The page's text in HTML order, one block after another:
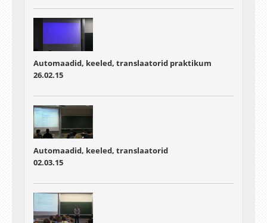
Automaadid, keeled, translaatorid praktikum
26.02.15
Automaadid, keeled, translaatorid
02.03.15